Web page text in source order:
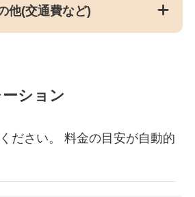
他(交通費など)
ション
ださい。 料金の目安が自動的